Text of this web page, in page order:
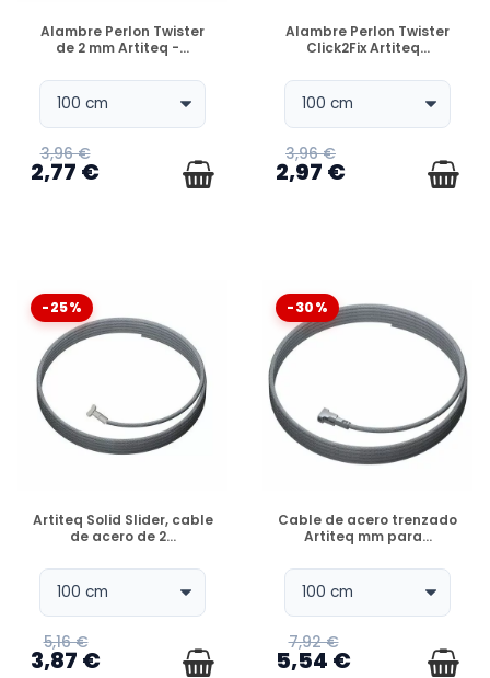
DISPONIBLE
Alambre Perlon Twister
de 2 mm Artiteq -...
3,96 €
2,77 €
DISPONIBLE
Alambre Perlon Twister
Click2Fix Artiteq...
3,96 €
2,97 €
-25%
DISPONIBLE
Artiteq Solid Slider, cable
de acero de 2...
5,16 €
3,87 €
-30%
DISPONIBLE
Cable de acero trenzado
Artiteq mm para...
7,92 €
5,54 €